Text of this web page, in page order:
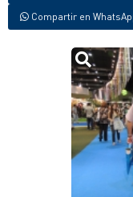
Compartir en